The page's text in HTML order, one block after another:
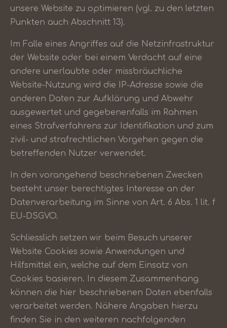
unsere Website zu optimieren (vgl. zu den letzten
Punkten auch Abschnitt 13).
Im Falle eines Angriffes auf die Netzinfrastruktur
der Website oder bei einem Verdacht auf eine
andere unerlaubte oder missbräuchliche
Website-Nutzung wird die IP-Adresse sowie die
anderen Daten zur Aufklärung und Abwehr
ausgewertet und gegebenenfalls im Rahmen
eines Strafverfahrens zur Identifikation und zum
zivil- und strafrechtlichen Vorgehen gegen die
betreffenden Nutzer verwendet.
In den vorangehend beschriebenen Zwecken
besteht unser berechtigtes Interesse an der
Datenverarbeitung im Sinne von Art. 6 Abs. 1 lit. f
EU-DSGVO.
Schliesslich setzen wir beim Besuch unserer
Website Cookies sowie Anwendungen und
Hilfsmittel ein, welche auf dem Einsatz von
Cookies basieren. In diesem Zusammenhang
können die hier beschriebenen Daten ebenfalls
verarbeitet werden. Nähere Angaben hierzu
finden Sie in den weiteren nachfolgenden